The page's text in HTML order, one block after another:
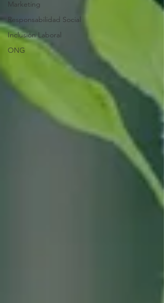
Marketing
Responsabilidad Social
Inclusión Laboral
ONG